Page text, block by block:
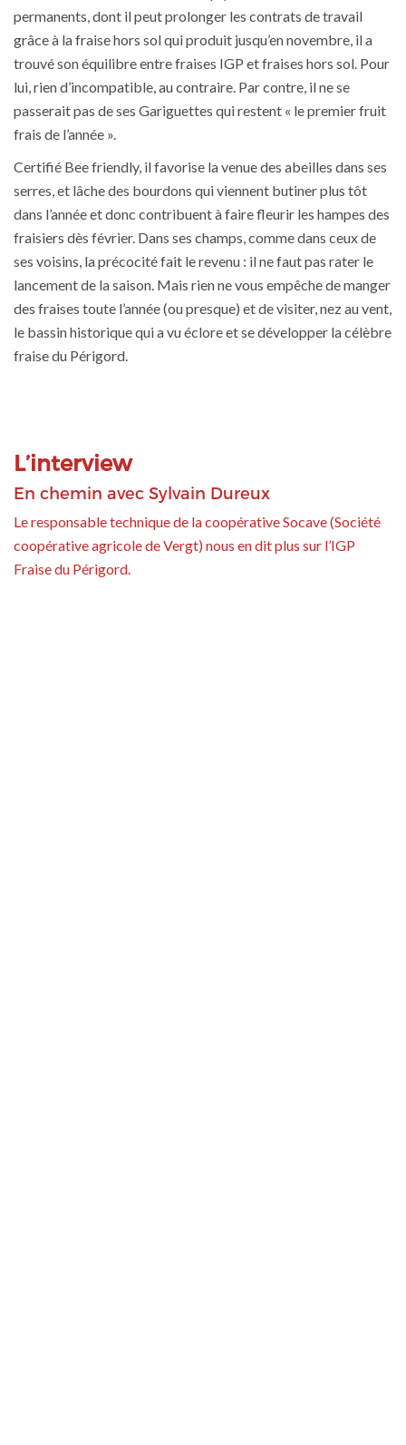
permanents, dont il peut prolonger les contrats de travail
grâce à la fraise hors sol qui produit jusqu’en novembre, il a
trouvé son équilibre entre fraises IGP et fraises hors sol. Pour
lui, rien d’incompatible, au contraire. Par contre, il ne se
passerait pas de ses Gariguettes qui restent « le premier fruit
frais de l’année ».
Certifié Bee friendly, il favorise la venue des abeilles dans ses
serres, et lâche des bourdons qui viennent butiner plus tôt
dans l’année et donc contribuent à faire fleurir les hampes des
fraisiers dès février. Dans ses champs, comme dans ceux de
ses voisins, la précocité fait le revenu : il ne faut pas rater le
lancement de la saison. Mais rien ne vous empêche de manger
des fraises toute l’année (ou presque) et de visiter, nez au vent,
le bassin historique qui a vu éclore et se développer la célèbre
fraise du Périgord.
L’interview
En chemin avec Sylvain Dureux
Le responsable technique de la coopérative Socave (Société
coopérative agricole de Vergt) nous en dit plus sur l’IGP
Fraise du Périgord.